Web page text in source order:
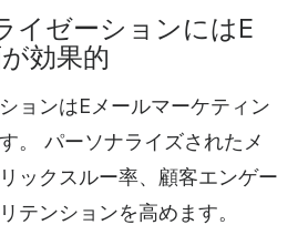
イゼーションにはE
効果的
ョンはEメールマーケティン
。 パーソナライズされた メ
ックスルー率、顧客エンゲー
テンションを高めます。